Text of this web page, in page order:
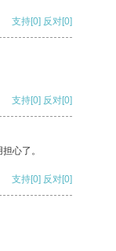
支持[0] 反对[0]
支持[0] 反对[0]
心了。
支持[0] 反对[0]